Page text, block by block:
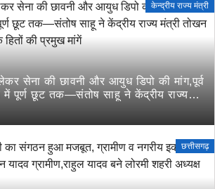
केन्द्रीय राज्य मंत्री
सेना की छावनी और आयुध डिपो की मांग,पूर्व
पूर्ण छूट तक—संतोष साहू ने केंद्रीय राज्य
उठाई सैनिक हितों की प्रमुख मांगें
छत्तीसगढ़